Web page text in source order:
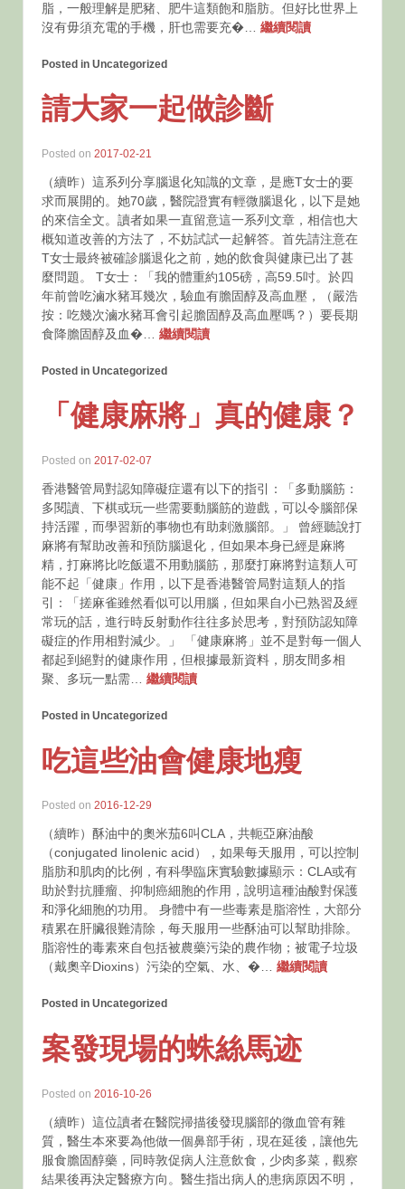
脂，一般理解是肥豬、肥牛這類飽和脂肪。但好比世界上
沒有毋須充電的手機，肝也需要充�… 繼續閱讀
Posted in Uncategorized
請大家一起做診斷
Posted on 2017-02-21
（續昨）這系列分享腦退化知識的文章，是應T女士的要
求而展開的。她70歲，醫院證實有輕微腦退化，以下是她
的來信全文。讀者如果一直留意這一系列文章，相信也大
概知道改善的方法了，不妨試試一起解答。首先請注意在
T女士最終被確診腦退化之前，她的飲食與健康已出了甚
麼問題。 T女士：「我的體重約105磅，高59.5吋。於四
年前曾吃滷水豬耳幾次，驗血有膽固醇及高血壓，（嚴浩
按：吃幾次滷水豬耳會引起膽固醇及高血壓嗎？）要長期
食降膽固醇及血�… 繼續閱讀
Posted in Uncategorized
「健康麻將」真的健康？
Posted on 2017-02-07
香港醫管局對認知障礙症還有以下的指引：「多動腦筋：
多閱讀、下棋或玩一些需要動腦筋的遊戲，可以令腦部保
持活躍，而學習新的事物也有助刺激腦部。」 曾經聽說打
麻將有幫助改善和預防腦退化，但如果本身已經是麻將
精，打麻將比吃飯還不用動腦筋，那麼打麻將對這類人可
能不起「健康」作用，以下是香港醫管局對這類人的指
引：「搓麻雀雖然看似可以用腦，但如果自小已熟習及經
常玩的話，進行時反射動作往往多於思考，對預防認知障
礙症的作用相對減少。」 「健康麻將」並不是對每一個人
都起到絕對的健康作用，但根據最新資料，朋友間多相
聚、多玩一點需… 繼續閱讀
Posted in Uncategorized
吃這些油會健康地瘦
Posted on 2016-12-29
（續昨）酥油中的奧米茄6叫CLA，共軛亞麻油酸
（conjugated linolenic acid），如果每天服用，可以控制
脂肪和肌肉的比例，有科學臨床實驗數據顯示：CLA或有
助於對抗腫瘤、抑制癌細胞的作用，說明這種油酸對保護
和淨化細胞的功用。 身體中有一些毒素是脂溶性，大部分
積累在肝臟很難清除，每天服用一些酥油可以幫助排除。
脂溶性的毒素來自包括被農藥污染的農作物；被電子垃圾
（戴奧辛Dioxins）污染的空氣、水、�… 繼續閱讀
Posted in Uncategorized
案發現場的蛛絲馬迹
Posted on 2016-10-26
（續昨）這位讀者在醫院掃描後發現腦部的微血管有雜
質，醫生本來要為他做一個鼻部手術，現在延後，讓他先
服食膽固醇藥，同時敦促病人注意飲食，少肉多菜，觀察
結果後再決定醫療方向。醫生指出病人的患病原因不明，